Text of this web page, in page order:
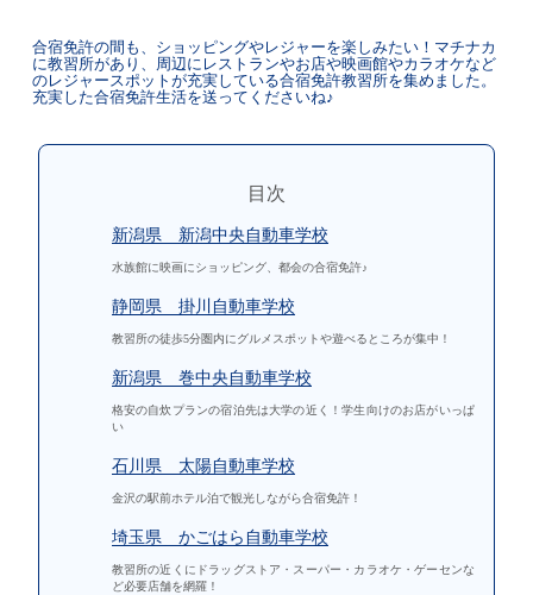
合宿免許の間も、ショッピングやレジャーを楽しみたい！マチナカ
に教習所があり、周辺にレストランやお店や映画館やカラオケなど
のレジャースポットが充実している合宿免許教習所を集めました。
充実した合宿免許生活を送ってくださいね♪
目次
新潟県 新潟中央自動車学校
水族館に映画にショッピング、都会の合宿免許♪
静岡県 掛川自動車学校
教習所の徒歩5分圏内にグルメスポットや遊べるところが集中！
新潟県 巻中央自動車学校
格安の自炊プランの宿泊先は大学の近く！学生向けのお店がいっぱ
い
石川県 太陽自動車学校
金沢の駅前ホテル泊で観光しながら合宿免許！
埼玉県 かごはら自動車学校
教習所の近くにドラッグストア・スーパー・カラオケ・ゲーセンな
ど必要店舗を網羅！